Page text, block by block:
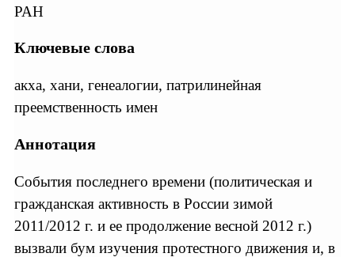
РАН
Ключевые слова
акха, хани, генеалогии, патрилинейная
преемственность имен
Аннотация
События последнего времени (политическая и
гражданская активность в России зимой
2011/2012 г. и ее продолжение весной 2012 г.)
вызвали бум изучения протестного движения и, в